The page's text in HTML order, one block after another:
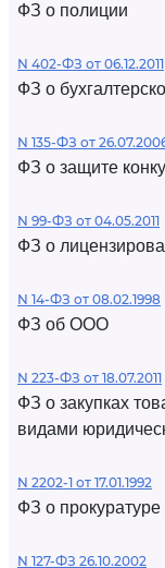
ФЗ о полиции
N 402-ФЗ от 06.12.2011
ФЗ о
N 135-ФЗ от
ФЗ о защите
N 99-ФЗ от 04.05.2011
ФЗ о
N 14-ФЗ от 08.02.1998
ФЗ об ООО
N 223-ФЗ от 18.07.2011
ФЗ о закупках
видами
N 2202-1 от 17.01.1992
ФЗ о прокуратуре
N 127-ФЗ 26.10.2002